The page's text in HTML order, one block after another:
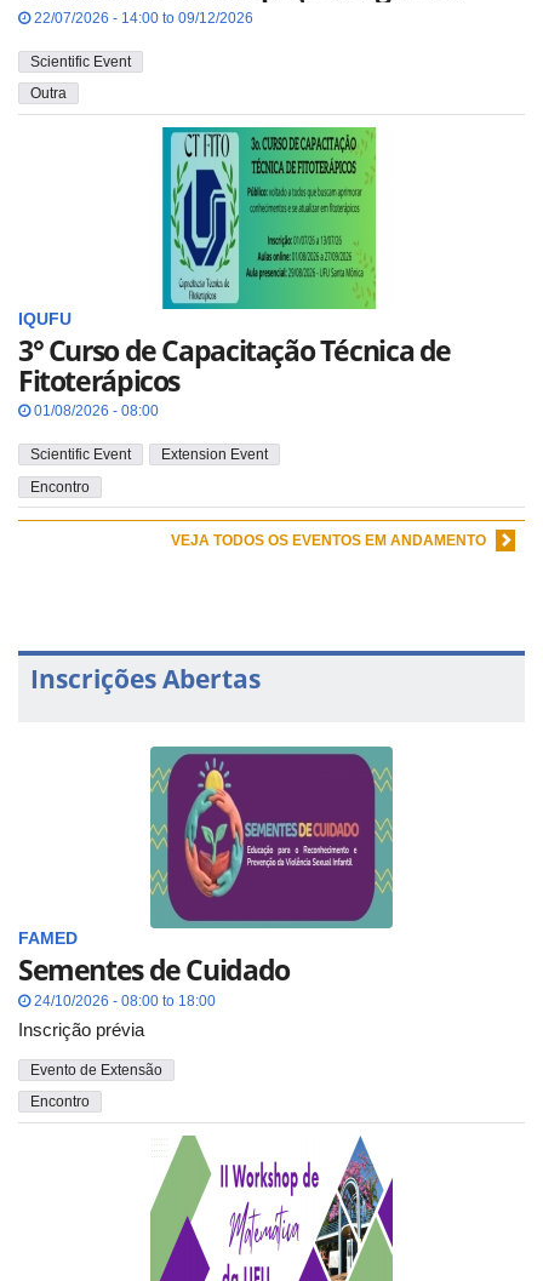
22/07/2026 - 14:00 to 09/12/2026
Scientific Event
Outra
IQUFU
3° Curso de Capacitação Técnica de
Fitoterápicos
01/08/2026 - 08:00
Scientific Event
Extension Event
Encontro
VEJA TODOS OS EVENTOS EM ANDAMENTO
Inscrições Abertas
FAMED
Sementes de Cuidado
24/10/2026 - 08:00 to 18:00
Inscrição prévia
Evento de Extensão
Encontro